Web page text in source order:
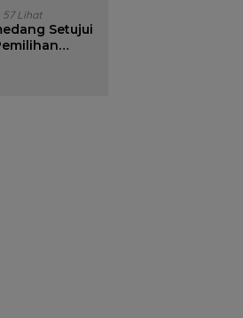
57 Lihat
Setujui